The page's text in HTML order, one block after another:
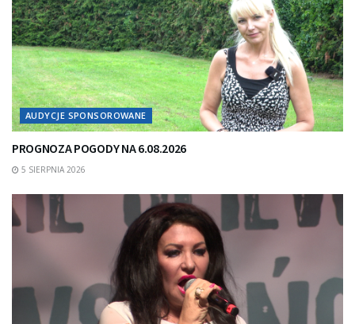
AUDYCJE SPONSOROWANE
PROGNOZA POGODY NA 6.08.2026
5 SIERPNIA 2026